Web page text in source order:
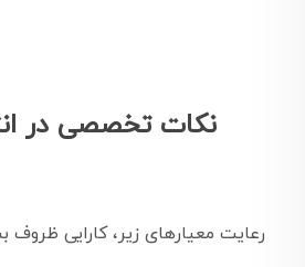
نکات تخصصی در
رعایت معیارهای زیر، کارایی ظروف